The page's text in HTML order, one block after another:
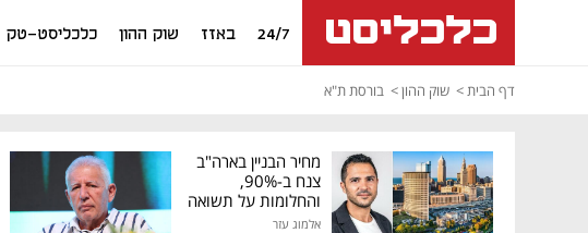
24/7 באזז שוק ההון כלכליסט-טק
דף הבית שוק ההון בורסת ת"א
מחיר הבניין בארה"ב
צנח ב-90%,
והחלומות על תשואה
גבוהה התנפצו
אלמוג עזר